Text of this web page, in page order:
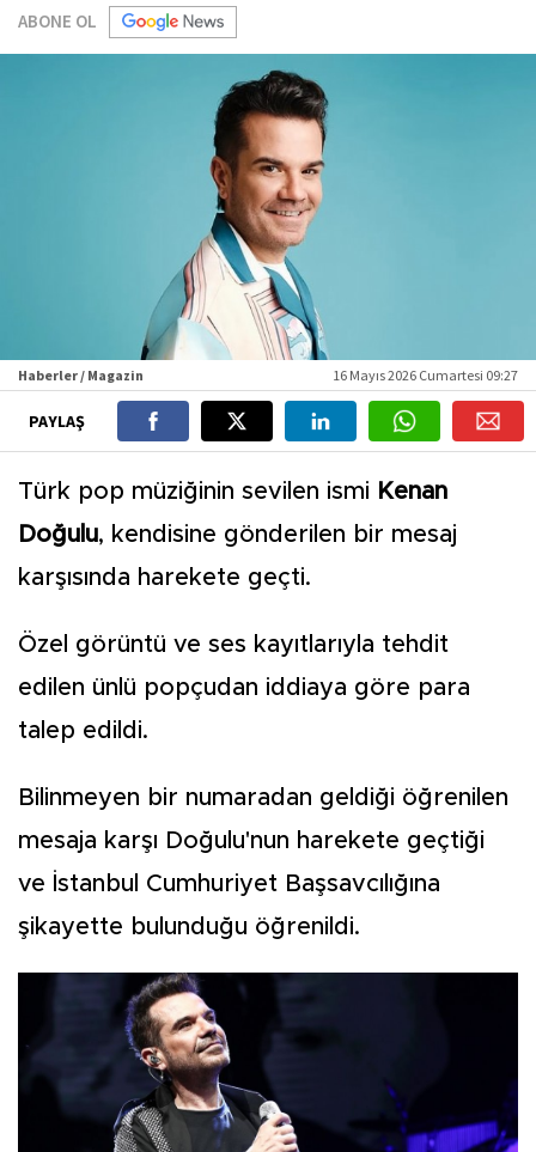
ABONE OL
Haberler / Magazin 16 Mayıs 2026 Cumartesi 09:27
PAYLAŞ
Türk pop müziğinin sevilen ismi Kenan
Doğulu, kendisine gönderilen bir mesaj
karşısında harekete geçti.
Özel görüntü ve ses kayıtlarıyla tehdit
edilen ünlü popçudan iddiaya göre para
talep edildi.
Bilinmeyen bir numaradan geldiği öğrenilen
mesaja karşı Doğulu'nun harekete geçtiği
ve İstanbul Cumhuriyet Başsavcılığına
şikayette bulunduğu öğrenildi.